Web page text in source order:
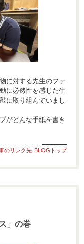
に対する先生のファ
に必然性を感じた生
に取り組んでいまし
がどんな手紙を書き
のリンク先 BLOGトップ
」の巻